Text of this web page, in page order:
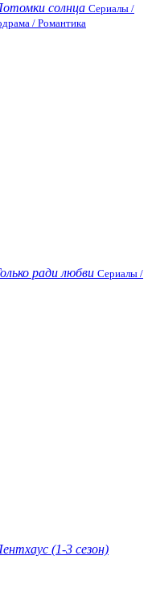
солнца Сериалы /
/ Романтика
ради любви Сериалы /
(1-3 сезон)